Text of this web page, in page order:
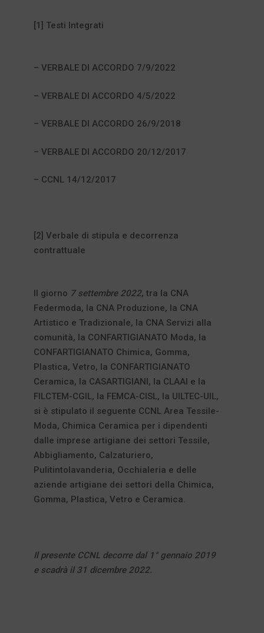
[1] Testi Integrati
– VERBALE DI ACCORDO 7/9/2022
– VERBALE DI ACCORDO 4/5/2022
– VERBALE DI ACCORDO 26/9/2018
– VERBALE DI ACCORDO 20/12/2017
– CCNL 14/12/2017
[2] Verbale di stipula e decorrenza
contrattuale
Il giorno 7 settembre 2022, tra la CNA
Federmoda, la CNA Produzione, la CNA
Artistico e Tradizionale, la CNA Servizi alla
comunità, la CONFARTIGIANATO Moda, la
CONFARTIGIANATO Chimica, Gomma,
Plastica, Vetro, la CONFARTIGIANATO
Ceramica, la CASARTIGIANI, la CLAAI e la
FILCTEM-CGIL, la FEMCA-CISL, la UILTEC-UIL,
si è stipulato il seguente CCNL Area Tessile-
Moda, Chimica Ceramica per i dipendenti
dalle imprese artigiane dei settori Tessile,
Abbigliamento, Calzaturiero,
Pulitintolavanderia, Occhialeria e delle
aziende artigiane dei settori della Chimica,
Gomma, Plastica, Vetro e Ceramica.
Il presente CCNL decorre dal 1° gennaio 2019
e scadrà il 31 dicembre 2022.